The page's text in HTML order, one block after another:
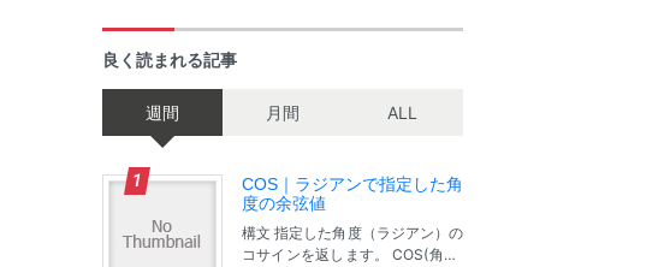
良く読まれる記事
週間 月間 ALL
COS｜ラジアンで指定した角
度の余弦値
構文 指定した角度（ラジアン）の
コサインを返します。 COS(角度)